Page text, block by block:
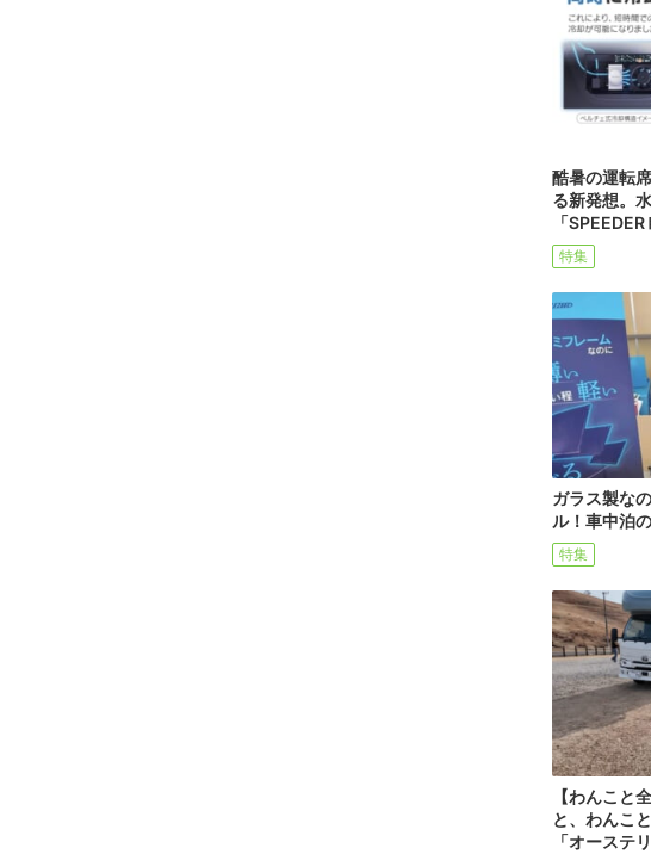
酷暑の運転
る新発想。
「
特集
ガラス製な
ル！車中泊
特集
【わんこと
と、わんこ
「オーステ